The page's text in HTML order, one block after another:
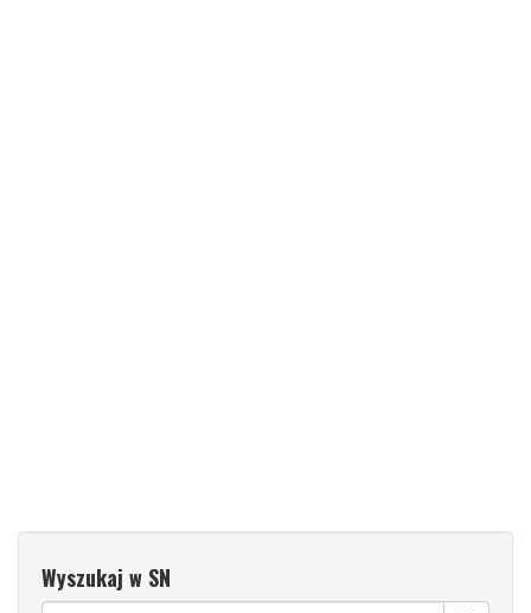
Wyszukaj w SN